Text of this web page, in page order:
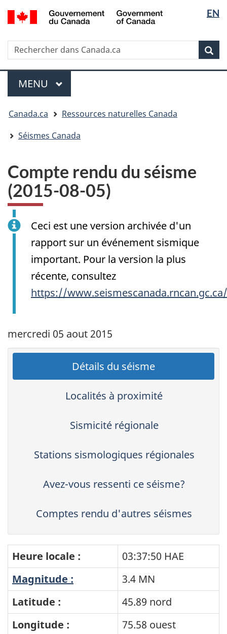
Passer
au
principal
Passer
à
sujet
du
gouvernement »
Passer
à
version
HTML
simplifiée
la
langue
EN
Rechercher
Rechercher
dans
Canada.ca
Menu
MENU PRINCIPAL
êtes
ici
Canada.ca
Ressources naturelles Canada
Séismes Canada
Compte rendu du séisme
(2015-08-05)
Ceci est une version archivée d'un
rapport sur un événement sismique
important. Pour la version la plus
récente, consultez
https://
mercredi 05 aout 2015
Détails du séisme
Localités à proximité
Sismicité régionale
Stations sismologiques régionales
Avez-vous ressenti ce séisme?
Comptes rendu d'autres séismes
Heure locale :
03:37:50 HAE
Magnitude :
3.4 MN
Latitude :
45.89 nord
Longitude :
75.58 ouest